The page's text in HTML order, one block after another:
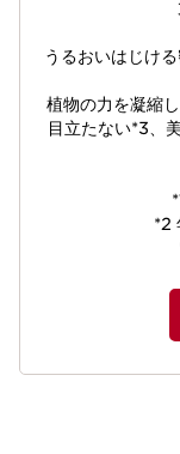
うるおいはじけ
植物の力を凝縮
目立たない*3、
*2